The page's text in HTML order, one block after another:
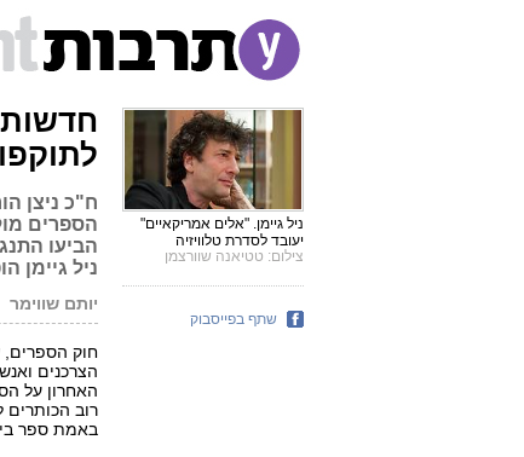
לתוקפו
ח"כ ניצן
הביעו
ניל גיימן
יותם שווימר
חוק הספרים,
הצרכנים
האחרון על
באמת ספר
ניל גיימן. "אלים אמריקאיים"
יעובד לסדרת טלוויזיה
צילום: טטיאנה שוורצמן
שתף בפייסבוק